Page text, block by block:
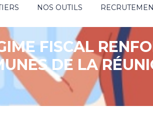
NOS OUTILS
FISCAL
DE LA